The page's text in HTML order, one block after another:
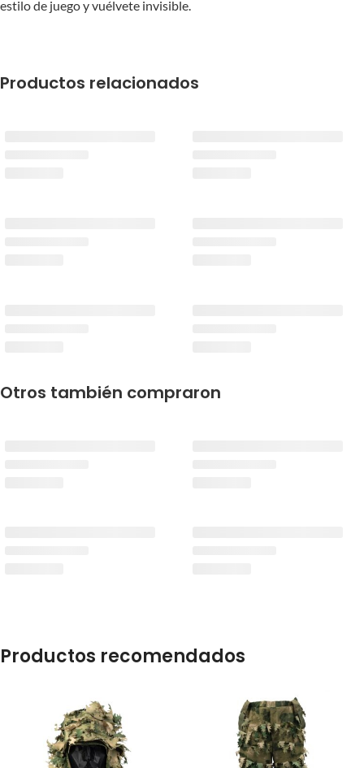
estilo de juego y vuélvete invisible.
Productos relacionados
Otros también compraron
Productos recomendados